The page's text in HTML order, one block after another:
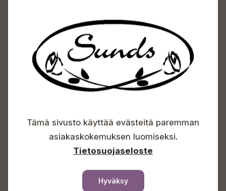
Sundin Puutarhakeskus
Avoinna
Arkisin 09-18
Info & vaihde
+358 50 388 9592
Tämä sivusto käyttää evästeitä paremman
asiakaskokemuksen luomiseksi.
Tietosuojaseloste
Hyväksy